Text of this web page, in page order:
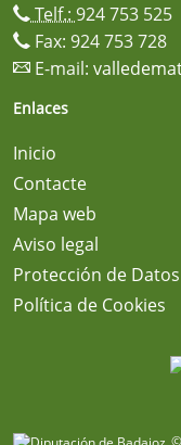
Telf.: 924 753 525
Fax: 924 753 728
E-mail:
Enlaces
Inicio
Contacte
Mapa web
Aviso legal
Protección de Datos
Política de Cookies